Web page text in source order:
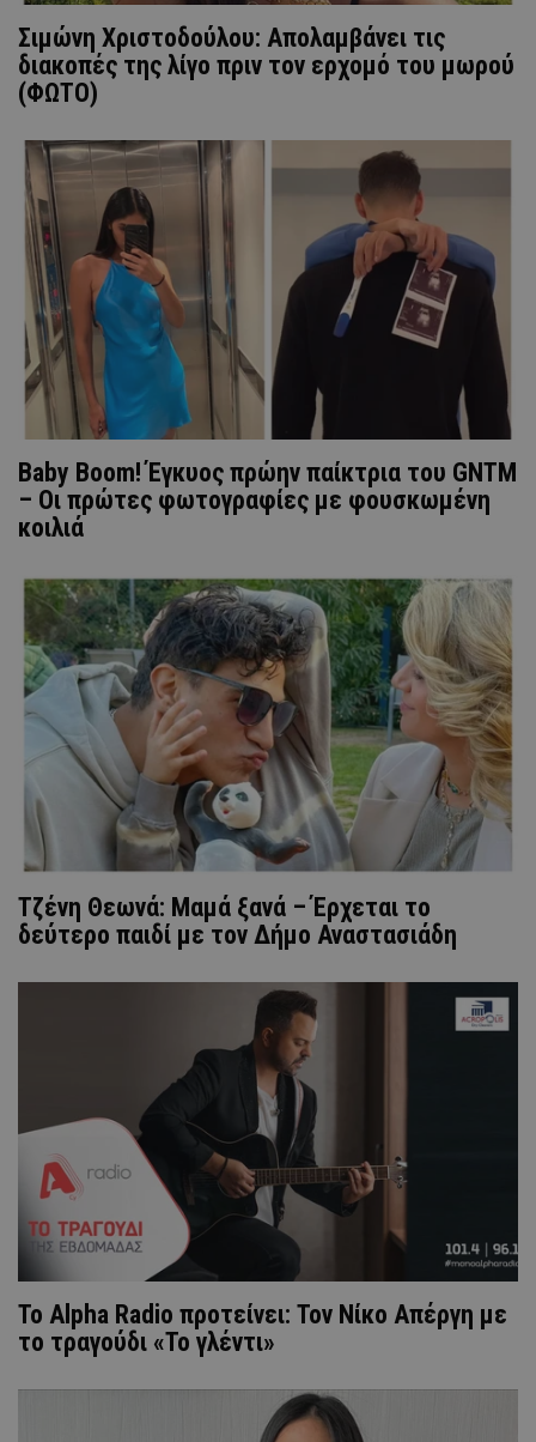
Σιμώνη Χριστοδούλου: Απολαμβάνει τις
διακοπές της λίγο πριν τον ερχομό του μωρού
(ΦΩΤΟ)
Baby Boom! Έγκυος πρώην παίκτρια του GNTM
– Οι πρώτες φωτογραφίες με φουσκωμένη
κοιλιά
Τζένη Θεωνά: Μαμά ξανά – Έρχεται το
δεύτερο παιδί με τον Δήμο Αναστασιάδη
Το Alpha Radio προτείνει: Τον Νίκο Απέργη με
το τραγούδι «Το γλέντι»